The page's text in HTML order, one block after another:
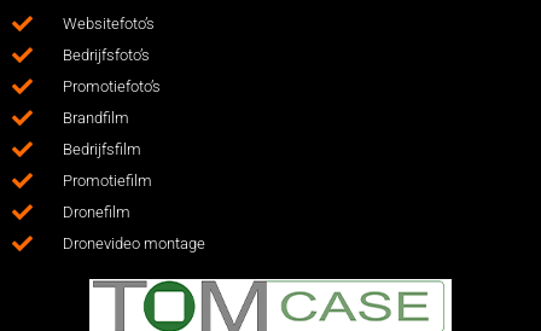
Websitefoto’s
Bedrijfsfoto’s
Promotiefoto’s
Brandfilm
Bedrijfsfilm
Promotiefilm
Dronefilm
Dronevideo montage